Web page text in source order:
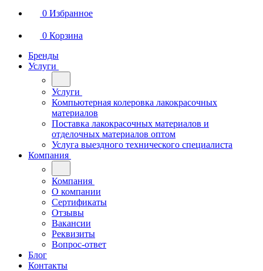
0 Избранное
0 Корзина
Бренды
Услуги
Услуги
Компьютерная колеровка лакокрасочных
материалов
Поставка лакокрасочных материалов и
отделочных материалов оптом
Услуга выездного технического специалиста
Компания
Компания
О компании
Сертификаты
Отзывы
Вакансии
Реквизиты
Вопрос-ответ
Блог
Контакты